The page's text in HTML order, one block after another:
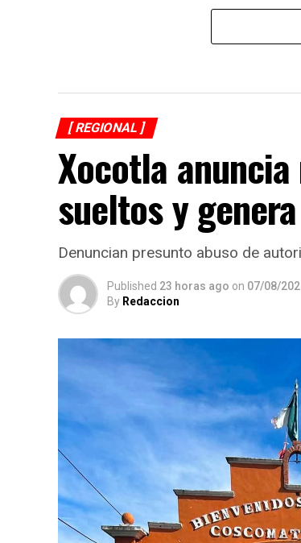
[ REGIONAL ]
Xocotla
sueltos y
Denuncian presunto abuso de
Published 23 horas ago on 07/08/
By Redaccion